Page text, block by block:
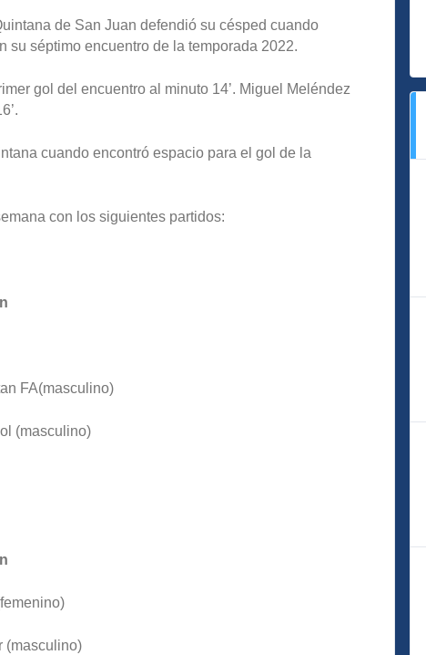
de San Juan defendió su césped cuando
su séptimo encuentro de la temporada 2022.
gol del encuentro al minuto 14’. Miguel Meléndez
cuando encontró espacio para el gol de la
con los siguientes partidos:
FA(masculino)
(masculino)
(masculino)